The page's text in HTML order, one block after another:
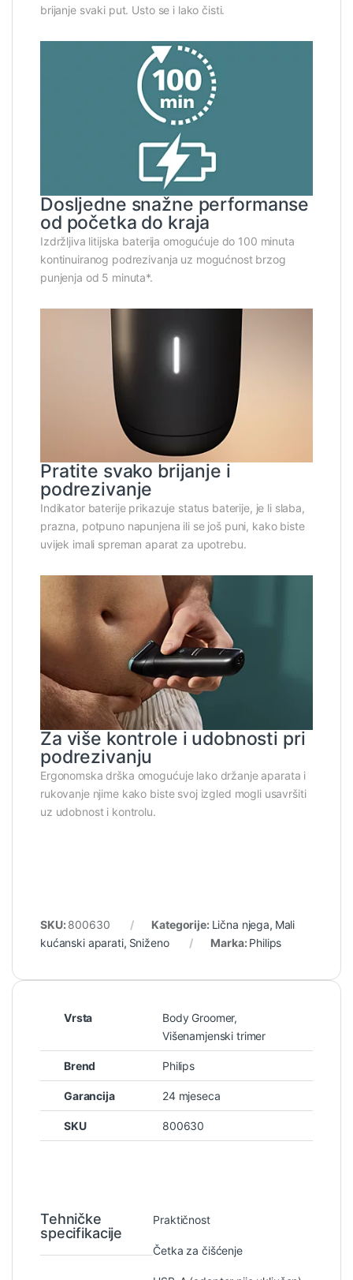
brijanje svaki put. Usto se i lako čisti.
Dosljedne snažne performanse
od početka do kraja
Izdržljiva litijska baterija omogućuje do 100 minuta
kontinuiranog podrezivanja uz mogućnost brzog
punjenja od 5 minuta*.
Pratite svako brijanje i
podrezivanje
Indikator baterije prikazuje status baterije, je li slaba,
prazna, potpuno napunjena ili se još puni, kako biste
uvijek imali spreman aparat za upotrebu.
Za više kontrole i udobnosti pri
podrezivanju
Ergonomska drška omogućuje lako držanje aparata i
rukovanje njime kako biste svoj izgled mogli usavršiti
uz udobnost i kontrolu.
SKU: 800630 Kategorije: Lična njega, Mali
kućanski aparati, Sniženo Marka: Philips
Vrsta
Body Groomer,
Višenamjenski trimer
Brend Philips
Garancija 24 mjeseca
SKU 800630
Tehničke
specifikacije
Praktičnost
Četka za čišćenje